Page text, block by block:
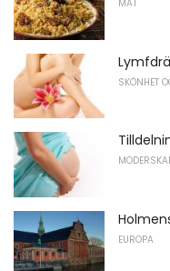
MAT
SKÖNHET
EUROPA